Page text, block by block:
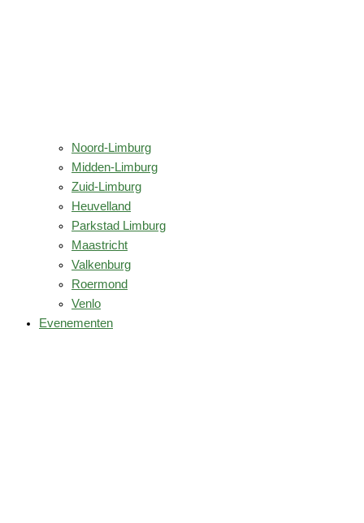
Noord-Limburg
Midden-Limburg
Zuid-Limburg
Heuvelland
Parkstad Limburg
Maastricht
Valkenburg
Roermond
Venlo
Evenementen